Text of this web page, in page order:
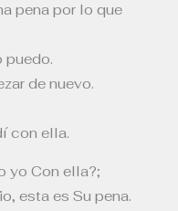
pena por lo que
puedo.
de nuevo.
con ella.
yo Con ella?;
esta es Su pena.